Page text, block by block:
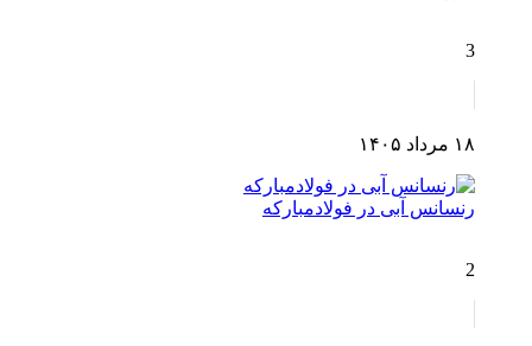
3
۱۸ مرداد ۱۴۰۵
رنسانس آبی در فولادمبارکه
2